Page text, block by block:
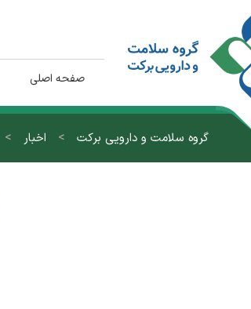
صفحه اصلی
گروه سلامت و دارویی برکت > اخبار >